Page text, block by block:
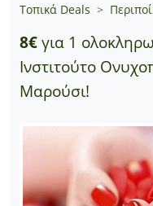
Τοπικά Deals
8€για 1
Ινστιτούτο
Μαρούσι!